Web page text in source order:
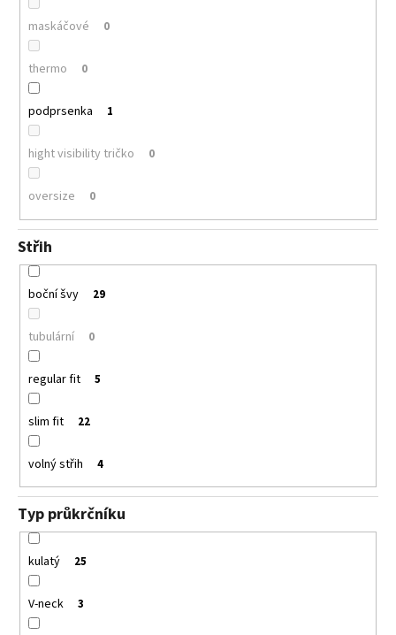
maskáčové 0
thermo 0
podprsenka 1
hight visibility tričko 0
oversize 0
Střih
boční švy 29
tubulární 0
regular fit 5
slim fit 22
volný střih 4
Typ průkrčníku
kulatý 25
V-neck 3